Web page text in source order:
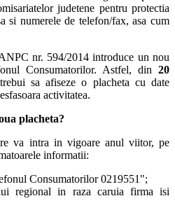
judetene pentru protectia
si numerele de telefon/fax, asa cum
nr. 594/2014 introduce un nou
Consumatorilor. Astfel, din 20
sa afiseze o placheta cu date
activitatea.
placheta?
va intra in vigoare anul viitor, pe
informatii:
Consumatorilor 0219551";
regional in raza caruia firma isi